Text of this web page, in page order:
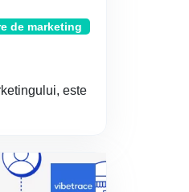
de marketing
este